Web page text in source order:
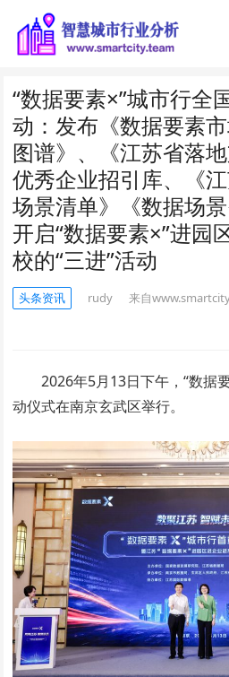
“数据要素×”城市行全
动：发布《数据要素
图谱》、《江苏省落
优秀企业招引库、《
场景清单》《数据场
开启“数据要素×”进园
校的“三进”活动
头条资讯 rudy 来自
2026年5月13日下午，“数据
动仪式在南京玄武区举行。